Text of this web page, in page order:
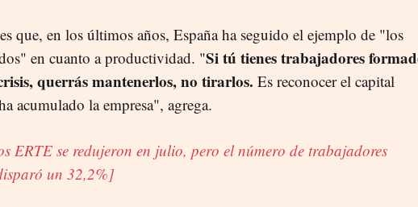
que, en los últimos años, España ha seguido el ejemplo de "los
en cuanto a productividad. "Si tú tienes trabajadores
querrás mantenerlos, no tirarlos. Es reconocer el capital
acumulado la empresa", agrega.
ERTE se redujeron en julio, pero el número de trabajadores
un 32,2%]